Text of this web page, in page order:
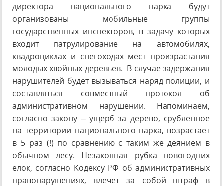
директора национального парка будут
организованы мобильные группы
государственных инспекторов, в задачу которых
входит патрулирование на автомобилях,
квадроциклах и снегоходах мест произрастания
молодых хвойных деревьев. В случае задержания
нарушителей будет вызываться наряд полиции, и
составляться совместный протокол об
административном нарушении. Напоминаем,
согласно закону – ущерб за дерево, срубленное
на территории национального парка, возрастает
в 5 раз (!) по сравнению с таким же деянием в
обычном лесу. Незаконная рубка новогодних
елок, согласно Кодексу РФ об административных
правонарушениях, влечет за собой штраф в